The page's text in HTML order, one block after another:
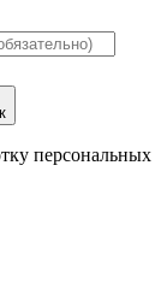
персональных